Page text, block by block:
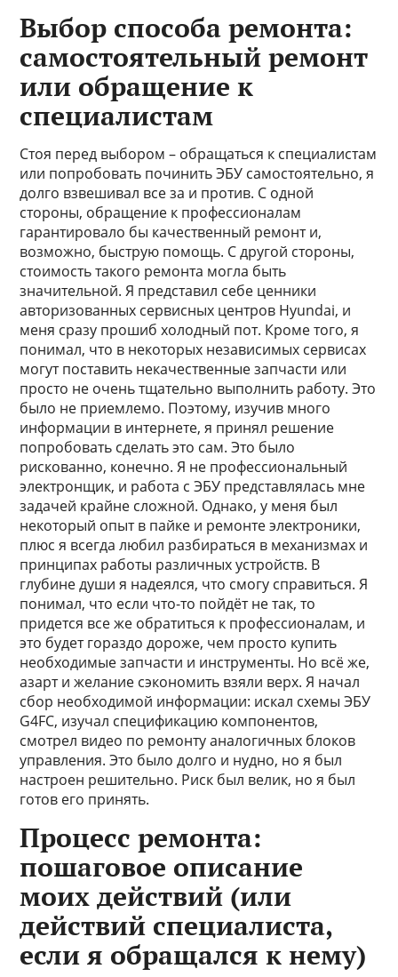
Выбор способа ремонта:
самостоятельный ремонт
или обращение к
специалистам
Стоя перед выбором – обращаться к специалистам
или попробовать починить ЭБУ самостоятельно, я
долго взвешивал все за и против. С одной
стороны, обращение к профессионалам
гарантировало бы качественный ремонт и,
возможно, быструю помощь. С другой стороны,
стоимость такого ремонта могла быть
значительной. Я представил себе ценники
авторизованных сервисных центров Hyundai, и
меня сразу прошиб холодный пот. Кроме того, я
понимал, что в некоторых независимых сервисах
могут поставить некачественные запчасти или
просто не очень тщательно выполнить работу. Это
было не приемлемо. Поэтому, изучив много
информации в интернете, я принял решение
попробовать сделать это сам. Это было
рискованно, конечно. Я не профессиональный
электронщик, и работа с ЭБУ представлялась мне
задачей крайне сложной. Однако, у меня был
некоторый опыт в пайке и ремонте электроники,
плюс я всегда любил разбираться в механизмах и
принципах работы различных устройств. В
глубине души я надеялся, что смогу справиться. Я
понимал, что если что-то пойдёт не так, то
придется все же обратиться к профессионалам, и
это будет гораздо дороже, чем просто купить
необходимые запчасти и инструменты. Но всё же,
азарт и желание сэкономить взяли верх. Я начал
сбор необходимой информации: искал схемы ЭБУ
G4FC, изучал спецификацию компонентов,
смотрел видео по ремонту аналогичных блоков
управления. Это было долго и нудно, но я был
настроен решительно. Риск был велик, но я был
готов его принять.
Процесс ремонта:
пошаговое описание
моих действий (или
действий специалиста,
если я обращался к нему)